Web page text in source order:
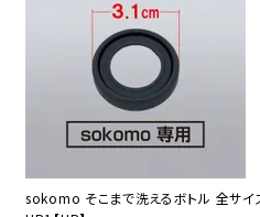
sokomo そこまで洗えるボトル 全サイ